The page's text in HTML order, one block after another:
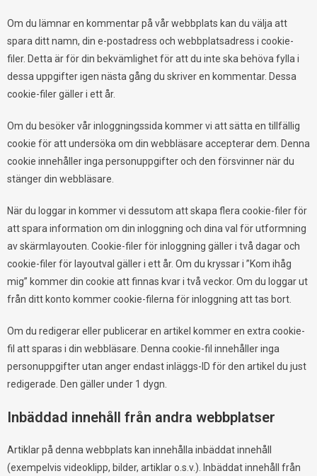
Om du lämnar en kommentar på vår webbplats kan du välja att
spara ditt namn, din e-postadress och webbplatsadress i cookie-
filer. Detta är för din bekvämlighet för att du inte ska behöva fylla i
dessa uppgifter igen nästa gång du skriver en kommentar. Dessa
cookie-filer gäller i ett år.
Om du besöker vår inloggningssida kommer vi att sätta en tillfällig
cookie för att undersöka om din webbläsare accepterar dem. Denna
cookie innehåller inga personuppgifter och den försvinner när du
stänger din webbläsare.
När du loggar in kommer vi dessutom att skapa flera cookie-filer för
att spara information om din inloggning och dina val för utformning
av skärmlayouten. Cookie-filer för inloggning gäller i två dagar och
cookie-filer för layoutval gäller i ett år. Om du kryssar i ”Kom ihåg
mig” kommer din cookie att finnas kvar i två veckor. Om du loggar ut
från ditt konto kommer cookie-filerna för inloggning att tas bort.
Om du redigerar eller publicerar en artikel kommer en extra cookie-
fil att sparas i din webbläsare. Denna cookie-fil innehåller inga
personuppgifter utan anger endast inläggs-ID för den artikel du just
redigerade. Den gäller under 1 dygn.
Inbäddad innehåll från andra webbplatser
Artiklar på denna webbplats kan innehålla inbäddat innehåll
(exempelvis videoklipp, bilder, artiklar o.s.v.). Inbäddat innehåll från